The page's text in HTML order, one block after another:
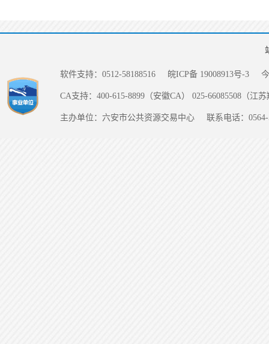
软件支持：0512-58188516 皖ICP备 19008913号-3
CA支持：400-615-8899（安徽CA） 025-66085508（江
主办单位：六安市公共资源交易中心 联系电话：0564-